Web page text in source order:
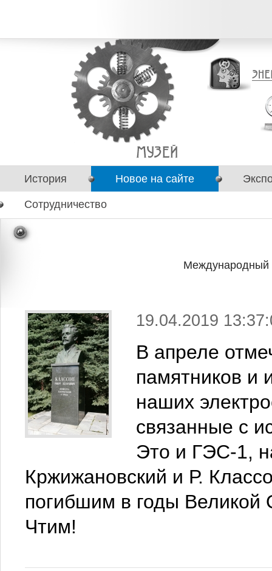
История Новое на сайте
Сотрудничество
Международный
19.04.2019
В апреле
памятников и
наших
связанные с
Это и ГЭС-1,
Кржижановский и Р.
погибшим в годы
Чтим!